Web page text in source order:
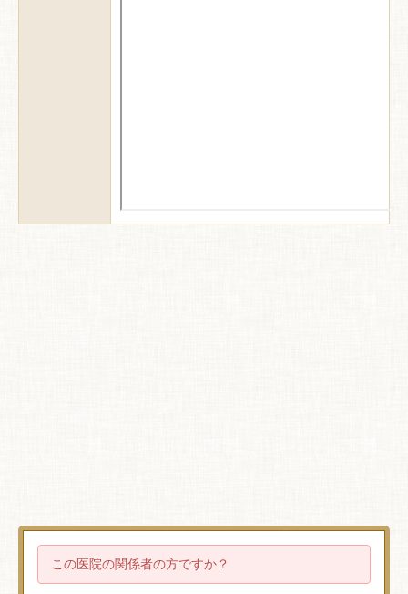
この医院の関係者の方ですか？